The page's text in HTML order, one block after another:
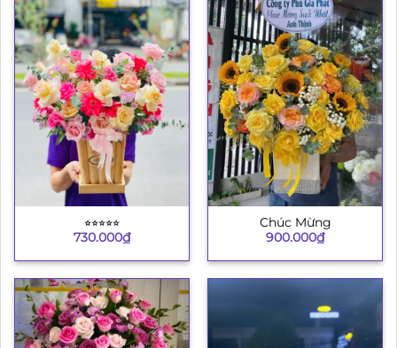
⭐︎⭐︎⭐︎⭐︎⭐︎
730.000₫
Chúc Mừng
900.000₫